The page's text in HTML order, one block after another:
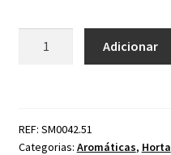
Adicionar
REF: SM0042.51
Categorias: Aromáticas, Horta